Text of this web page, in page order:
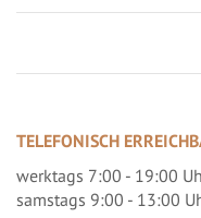
TELEFONISCH
werktags 7:00 - 19:00
samstags 9:00 - 13:00